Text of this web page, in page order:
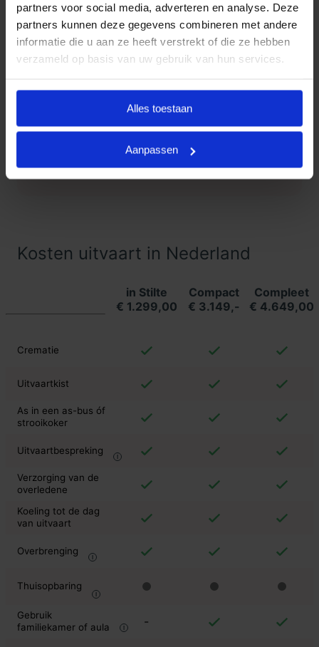
partners voor social media, adverteren en analyse. Deze
partners kunnen deze gegevens combineren met andere
informatie die u aan ze heeft verstrekt of die ze hebben
verzameld op basis van uw gebruik van hun services.
Alles toestaan
Aanpassen
Klanten Vertellen
Goedkope Uitvaart24, onderdeel
met met meer dan 1400
Vertellen
Kosten uitvaart in Nederland
in Stilte
€ 1.299,00
Compact
€ 3.149,-
Compleet
€ 4.649,00
Crematie
Uitvaartkist
As in een as-bus óf
strooikoker
Uitvaartbespreking
Verzorging van de
overledene
Koeling tot de dag
van uitvaart
Overbrenging
Thuisopbaring
Gebruik
familiekamer of aula
-